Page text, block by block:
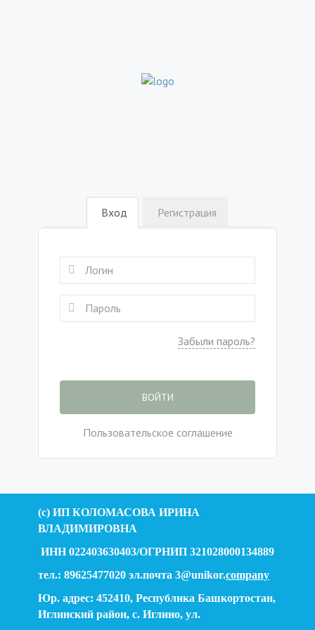
Вход Регистрация
Забыли пароль?
ВОЙТИ
Пользовательское соглашение
(c) ИП КОЛОМАСОВА ИРИНА
ВЛАДИМИРОВНА
ИНН 022403630403/ОГРНИП 321028000134889
тел.: 89625477020 эл.почта 3@unikor.company
Юр. адрес: 452410, Республика Башкортостан,
Иглинский район, с. Иглино, ул.